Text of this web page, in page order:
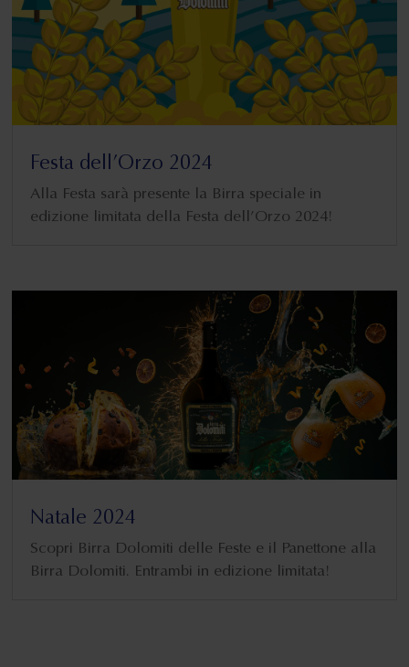
Festa dell’Orzo 2024
Alla Festa sarà presente la Birra speciale in
edizione limitata della Festa dell’Orzo 2024!
Natale 2024
Scopri Birra Dolomiti delle Feste e il Panettone alla
Birra Dolomiti. Entrambi in edizione limitata!